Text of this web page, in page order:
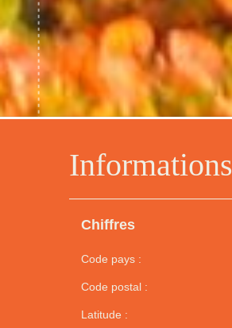
Informations
Chiffres
Code pays :
Code postal :
Latitude :